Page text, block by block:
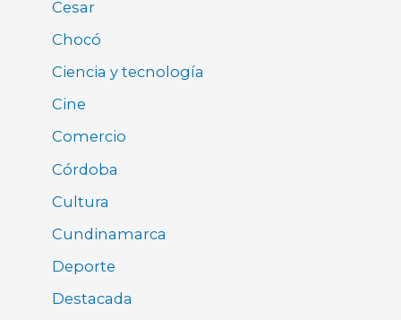
Cesar
Chocó
Ciencia y tecnología
Cine
Comercio
Córdoba
Cultura
Cundinamarca
Deporte
Destacada